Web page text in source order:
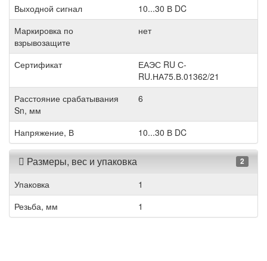
Выходной сигнал
10...30 В DC
Маркировка по
взрывозащите
нет
Сертификат
ЕАЭС RU С-
RU.НА75.В.01362/21
Расстояние срабатывания
Sn, мм
6
Напряжение, В 10...30 В DC
Размеры, вес и упаковка 2
Упаковка
1
Резьба, мм
1